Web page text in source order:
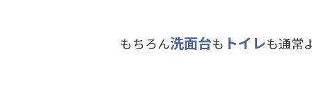
もちろん洗面台も トイレも通常